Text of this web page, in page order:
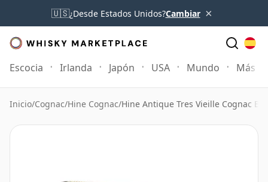
🇺🇸¿Desde Estados Unidos?Cambiar ×
Escocia Irlanda Japón USA Mundo Más
Inicio/Cognac/Hine Cognac/Hine Antique Tres Vieille Cognac